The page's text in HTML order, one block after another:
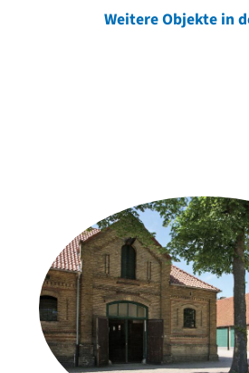
Weitere Objekte in